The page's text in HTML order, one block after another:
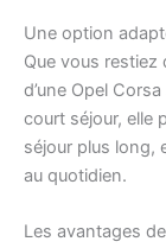
Une option
Que vous restiez
d’une Opel
court séjour, elle
séjour plus long,
au quotidien.
Les avantages